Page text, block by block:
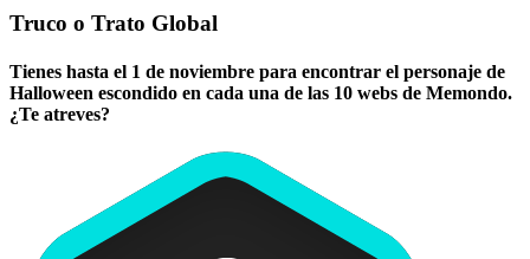
Truco o Trato Global
Tienes hasta el 1 de noviembre para encontrar el personaje de
Halloween escondido en cada una de las 10 webs de Memondo.
¿Te atreves?